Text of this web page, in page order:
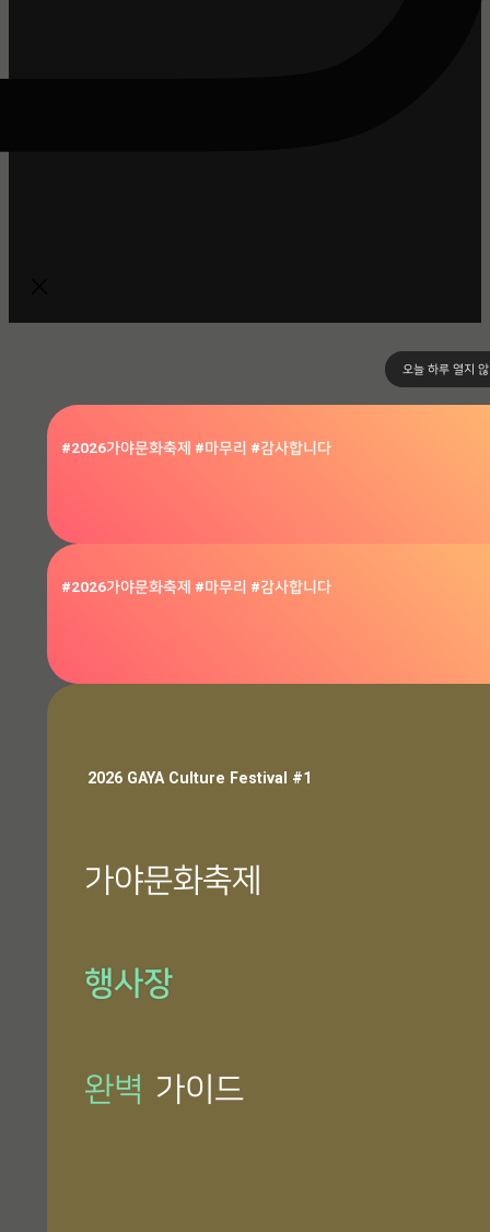
오늘 하루 열지
#2026가야문화축제 #마무리 #감사합니다
#2026가야문화축제 #마무리 #감사합니다
2026 GAYA Culture Festival #1
가야문화축제
행사장
완벽 가이드